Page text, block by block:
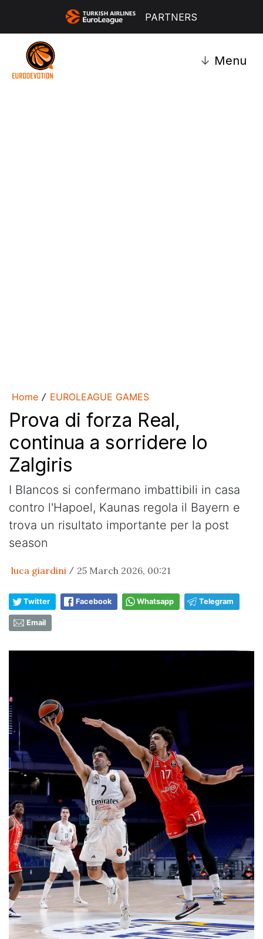
PARTNERS
↓ Menu
Home / EUROLEAGUE GAMES
Prova di forza Real,
continua a sorridere lo
Zalgiris
I Blancos si confermano imbattibili in casa
contro l'Hapoel, Kaunas regola il Bayern e
trova un risultato importante per la post
season
luca giardini / 25 March 2026, 00:21
Twitter Facebook Whatsapp Telegram
Email